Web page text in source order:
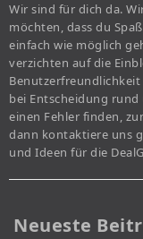
Wir sind für dich da.
möchten, dass du
einfach wie möglich
verzichten auf die
bei Entscheidung
einen Fehler finden,
dann kontaktiere uns
und Ideen für die
Neueste